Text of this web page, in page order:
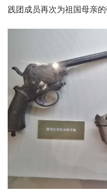
践团成员再次为祖国母亲